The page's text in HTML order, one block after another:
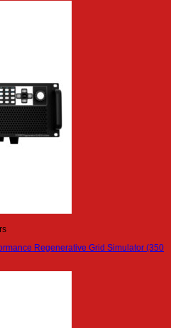
Regenerative Grid Simulator (350